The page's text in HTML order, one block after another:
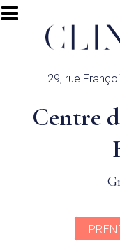
Aller au contenu principal
29, rue
Centre